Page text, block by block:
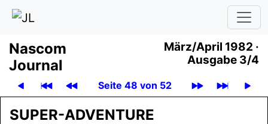
Nascom
Journal
März/April 1982 ·
Ausgabe 3/4
Seite 48 von 52
SUPER-ADVENTURE